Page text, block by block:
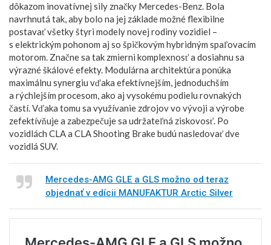
dôkazom inovatívnej sily značky Mercedes-Benz. Bola
navrhnutá tak, aby bolo na jej základe možné flexibilne
postavať všetky štyri modely novej rodiny vozidiel –
s elektrickým pohonom aj so špičkovým hybridným spaľovacím
motorom. Značne sa tak zmierni komplexnosť a dosiahnu sa
výrazné škálové efekty. Modulárna architektúra ponúka
maximálnu synergiu vďaka efektívnejším, jednoduchším
a rýchlejším procesom, ako aj vysokému podielu rovnakých
častí. Vďaka tomu sa využívanie zdrojov vo vývoji a výrobe
zefektívňuje a zabezpečuje sa udržateľná ziskovosť. Po
vozidlách CLA a CLA Shooting Brake budú nasledovať dve
vozidlá SUV.
Mercedes-AMG GLE a GLS možno od teraz
objednať v edícii MANUFAKTUR Arctic Silver